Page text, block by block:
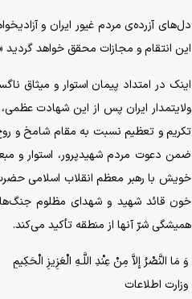
دل‌های آزرده‌ی مردم غیور ایران و
این انتقام و مجازات محقق خواهد گردید
اینک در امتداد پیمان استوار و میثاق
ولایتمدار ایران پس از این شهادت عظمی،
تکریم و تعظیم نسبت به مقام شامخ و
ضمن دعوت مردم شهیدپرور، استوار و
خویش با رهبر معظم انقلاب اسلامی
خون قائد شهید و شهدای مظلوم
همیشگی شرّ آنها از منطقه تأکید می‌کند.
وَ مَا النَّصْرُ إِلاَّ مِنْ عِنْدِ اللَّـهِ الْعَزِیزِ الْحَکِیمِ
وزارت اطلاعات